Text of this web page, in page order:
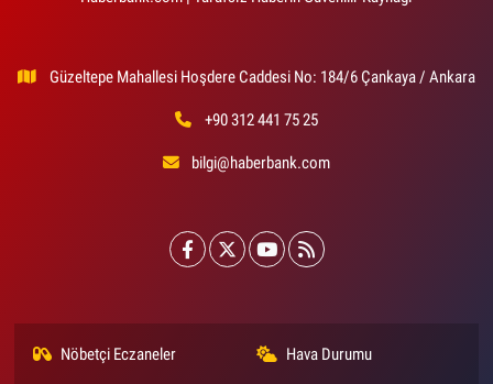
Güzeltepe Mahallesi Hoşdere Caddesi No: 184/6 Çankaya / Ankara
+90 312 441 75 25
bilgi@haberbank.com
Nöbetçi Eczaneler Hava Durumu